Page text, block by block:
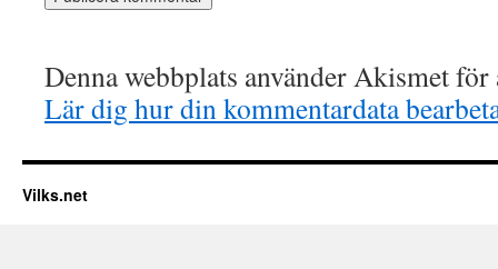
Denna webbplats använder Akismet
Lär dig hur din kommentardata
Vilks.net